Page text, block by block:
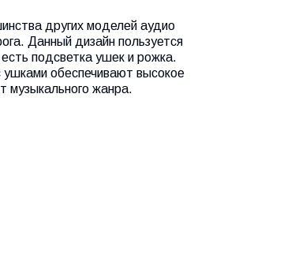
других моделей аудио
Данный дизайн пользуется
подсветка ушек и рожка.
обеспечивают высокое
музыкального жанра.